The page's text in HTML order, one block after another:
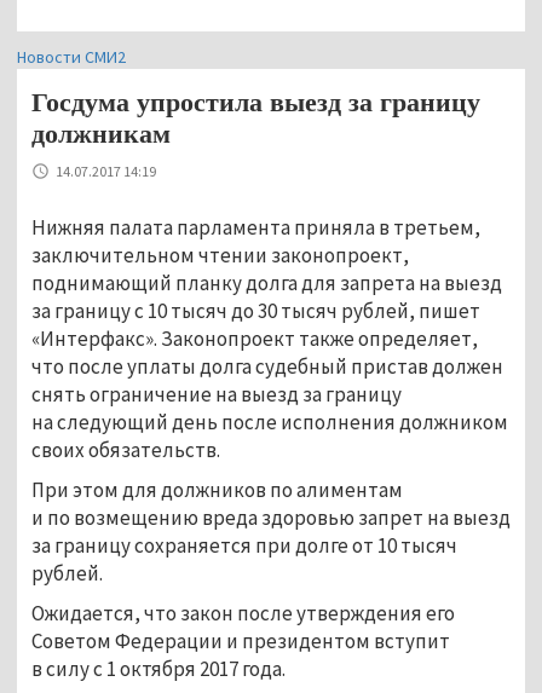
Новости СМИ2
Госдума упростила выезд за границу
должникам
14.07.2017 14:19
Нижняя палата парламента приняла в третьем,
заключительном чтении законопроект,
поднимающий планку долга для запрета на выезд
за границу с 10 тысяч до 30 тысяч рублей, пишет
«Интерфакс». Законопроект также определяет,
что после уплаты долга судебный пристав должен
снять ограничение на выезд за границу
на следующий день после исполнения должником
своих обязательств.
При этом для должников по алиментам
и по возмещению вреда здоровью запрет на выезд
за границу сохраняется при долге от 10 тысяч
рублей.
Ожидается, что закон после утверждения его
Советом Федерации и президентом вступит
в силу с 1 октября 2017 года.